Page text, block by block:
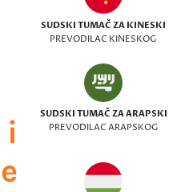
i
SUDSKI TUMAČ ZA KINESKI
PREVODILAC KINESKOG
SUDSKI TUMAČ ZA ARAPSKI
PREVODILAC ARAPSKOG